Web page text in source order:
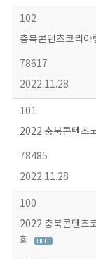
102
충북콘텐츠코리아
78617
2022.11.28
101
2022 충북콘텐츠
78485
2022.11.28
100
2022 충북콘텐츠
회